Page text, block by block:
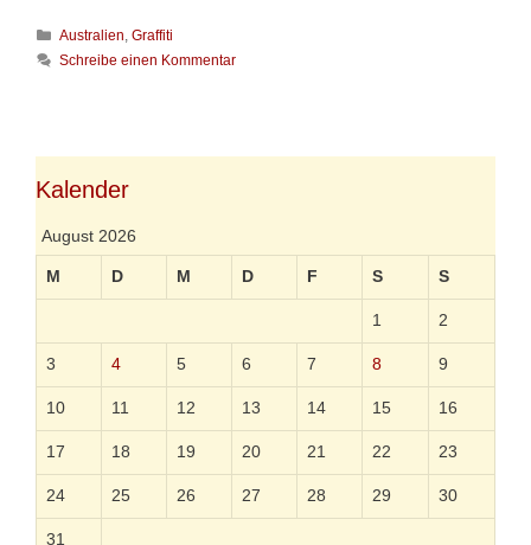
G
r
K
a
i
Australien,Graffiti
Schreibe einen Kommentar
Kalender
August 2026
M D M D F S S
1 2
3 4 5 6 7 8 9
10 11 12 13 14 15 16
17 18 19 20 21 22 23
24 25 26 27 28 29 30
31